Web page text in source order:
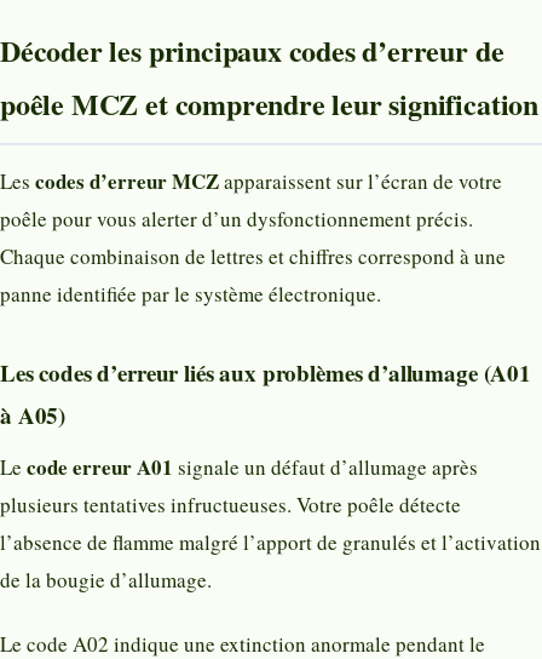
Décoder les principaux codes d’erreur de
poêle MCZ et comprendre leur signification
Les codes d’erreur MCZapparaissent sur l’écran de votre
poêle pour vous alerter d’un dysfonctionnement précis.
Chaque combinaison de lettres et chiffres correspond à une
panne identifiée par le système électronique.
Les codes d’erreur liés aux problèmes d’allumage (A01
à A05)
Le code erreur A01 signale un défaut d’allumage après
plusieurs tentatives infructueuses. Votre poêle détecte
l’absence de flamme malgré l’apport de granulés et l’activation
de la bougie d’allumage.
Le code A02 indique une extinction anormale pendant le